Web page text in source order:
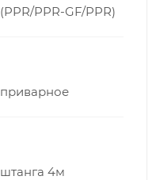
(PPR/PPR-GF/PPR)
приварное
штанга 4м